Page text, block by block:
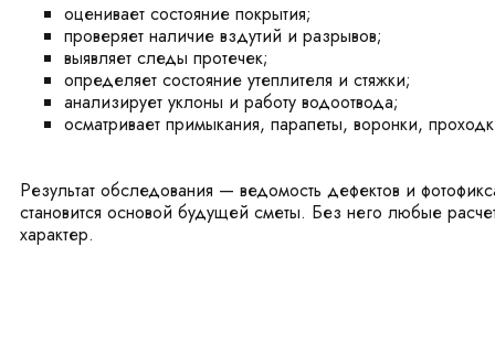
оценивает состояние покрытия;
проверяет наличие вздутий и разрывов;
выявляет следы протечек;
определяет состояние утеплителя и стяжки;
анализирует уклоны и работу водоотвода;
осматривает примыкания, парапеты, воронки,
Результат обследования — ведомость дефектов и
становится основой будущей сметы. Без него любые
характер.